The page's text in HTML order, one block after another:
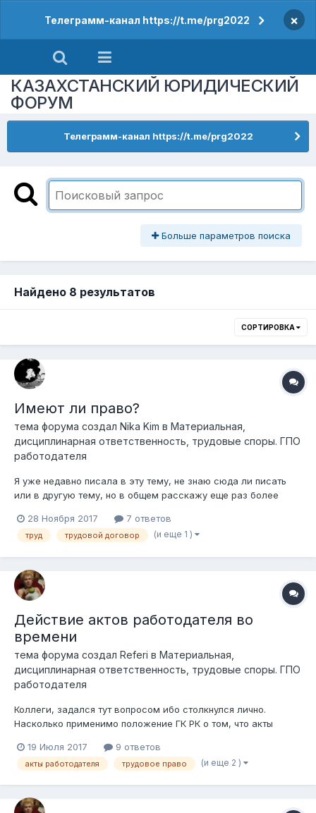
Телеграмм-канал https://t.me/prg2022 ×
КАЗАХСТАНСКИЙ ЮРИДИЧЕСКИЙ
ФОРУМ
Телеграмм-канал https://t.me/prg2022
Больше параметров поиска
Найдено 8 результатов
СОРТИРОВКА
Имеют ли право?
тема форума создал Nika Kim в Материальная,
дисциплинарная ответственность, трудовые споры. ГПО
работодателя
Я уже недавно писала в эту тему, не знаю сюда ли писать
или в другую тему, но в общем расскажу еще раз более
работу и учебу, бывало отпрашивалась и увольнялась по
собственному желанию. В конце 2016 года снова устроилась
28 Ноября 2017 7 ответов
труд трудовой договор (и еще 1 )
Действие актов работодателя во
времени
тема форума создал Referi в Материальная,
дисциплинарная ответственность, трудовые споры. ГПО
работодателя
Коллеги, задался тут вопросом ибо столкнулся лично.
Насколько применимо положение ГК РК о том, что акты
отношении актов работодателя в отношении работников,
которые регулируются ТК РК. Напрямую в ТК РК не имеется
19 Июля 2017 9 ответов
акты работодателя трудовое право (и еще 2 )